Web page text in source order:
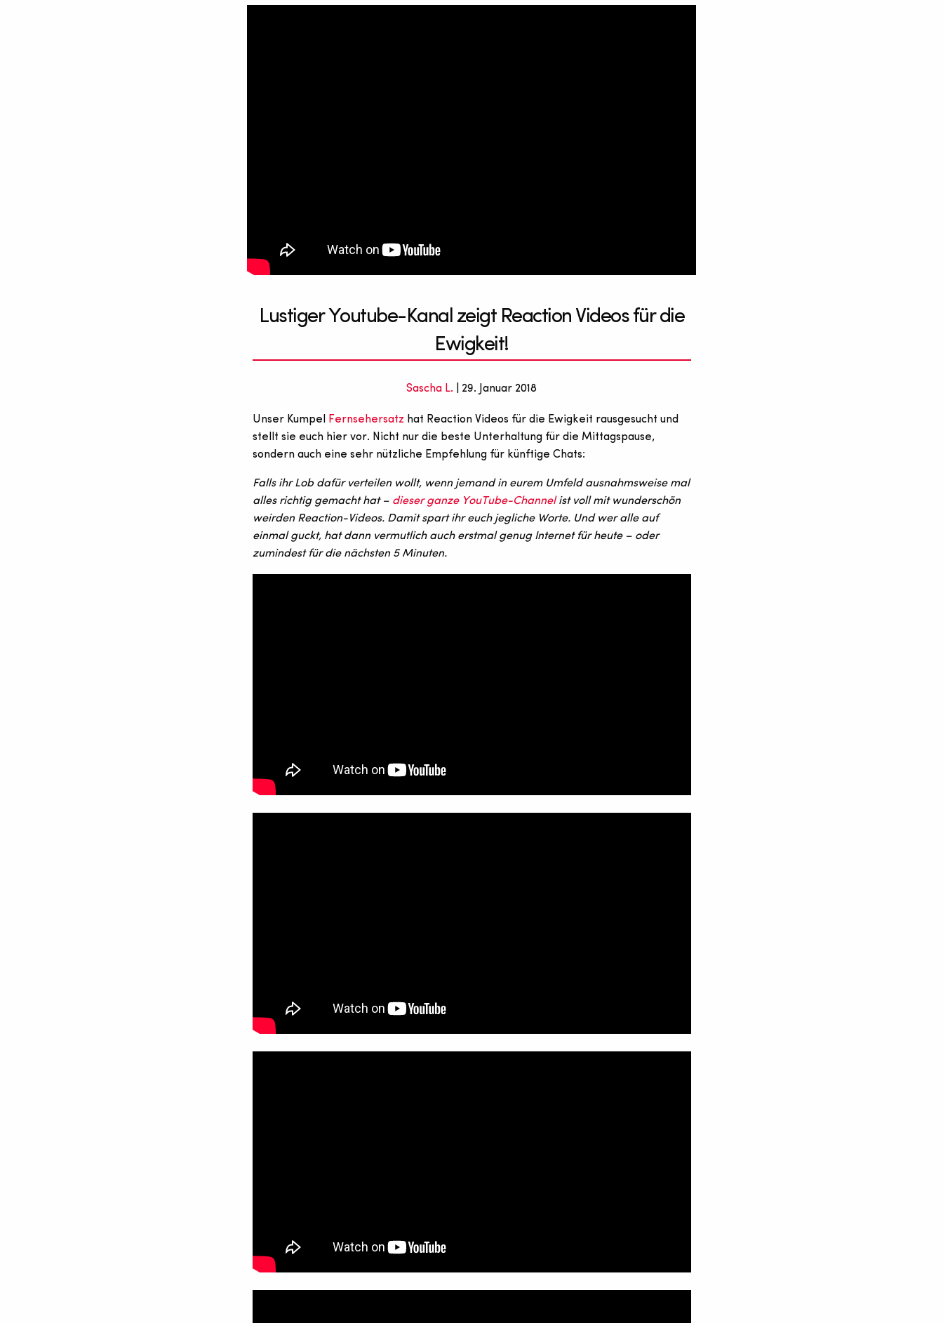
Lustiger Youtube-Kanal zeigt Reaction Videos für die
Ewigkeit!
Sascha L. | 29. Januar 2018
Unser Kumpel Fernsehersatz hat Reaction Videos für die Ewigkeit rausgesucht und
stellt sie euch hier vor. Nicht nur die beste Unterhaltung für die Mittagspause,
sondern auch eine sehr nützliche Empfehlung für künftige Chats:
Falls ihr Lob dafür verteilen wollt, wenn jemand in eurem Umfeld ausnahmsweise mal
alles richtig gemacht hat – dieser ganze YouTube-Channelist voll mit wunderschön
weirden Reaction-Videos. Damit spart ihr euch jegliche Worte. Und wer alle auf
einmal guckt, hat dann vermutlich auch erstmal genug Internet für heute – oder
zumindest für die nächsten 5 Minuten.